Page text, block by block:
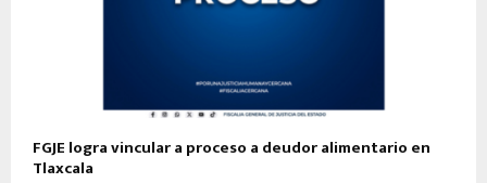
FGJE logra vincular a proceso a deudor alimentario en
Tlaxcala